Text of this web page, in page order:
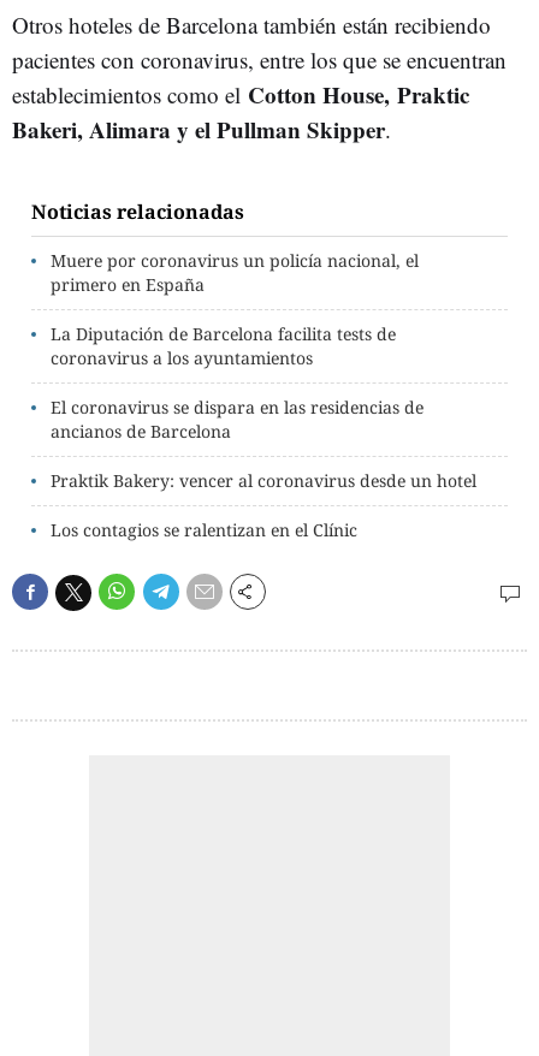
Otros hoteles de Barcelona también están recibiendo
pacientes con coronavirus, entre los que se encuentran
establecimientos como el Cotton House, Praktic
Bakeri, Alimara y el Pullman Skipper.
Noticias relacionadas
Muere por coronavirus un policía nacional, el
primero en España
La Diputación de Barcelona facilita tests de
coronavirus a los ayuntamientos
El coronavirus se dispara en las residencias de
ancianos de Barcelona
Praktik Bakery: vencer al coronavirus desde un hotel
Los contagios se ralentizan en el Clínic